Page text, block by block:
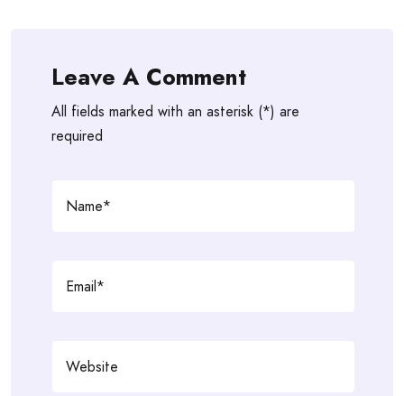
Leave A Comment
All fields marked with an asterisk (*) are
required